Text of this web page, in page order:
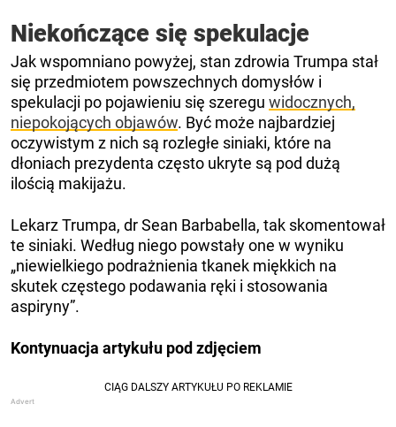
Niekończące się spekulacje
Jak wspomniano powyżej, stan zdrowia Trumpa stał
się przedmiotem powszechnych domysłów i
spekulacji po pojawieniu się szeregu widocznych,
niepokojących objawów. Być może najbardziej
oczywistym z nich są rozległe siniaki, które na
dłoniach prezydenta często ukryte są pod dużą
ilością makijażu.
Lekarz Trumpa, dr Sean Barbabella, tak skomentował
te siniaki. Według niego powstały one w wyniku
„niewielkiego podrażnienia tkanek miękkich na
skutek częstego podawania ręki i stosowania
aspiryny”.
Kontynuacja artykułu pod zdjęciem